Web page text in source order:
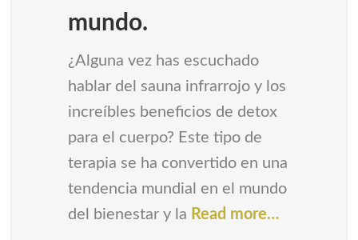
mundo.
¿Alguna vez has escuchado
hablar del sauna infrarrojo y los
increíbles beneficios de detox
para el cuerpo? Este tipo de
terapia se ha convertido en una
tendencia mundial en el mundo
del bienestar y la Read more…